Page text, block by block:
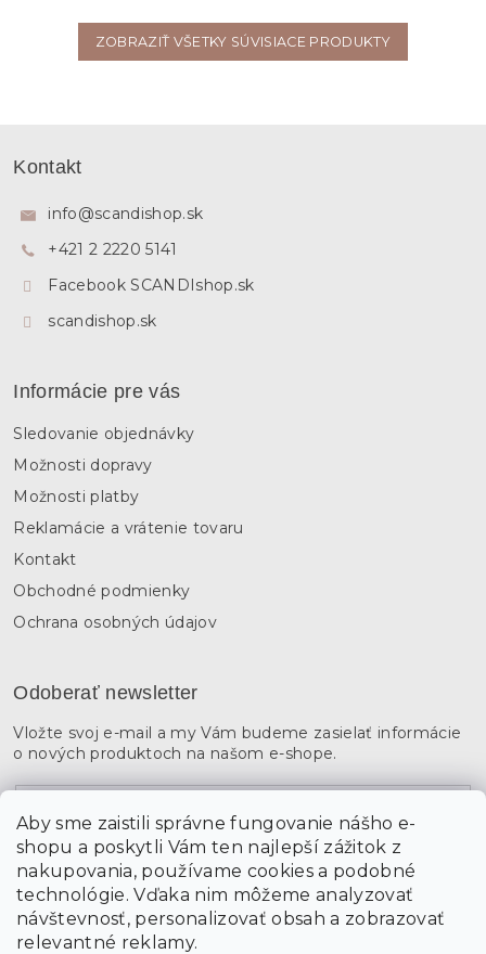
Aby sme zaistili správne fungovanie nášho e-
shopu a poskytli Vám ten najlepší zážitok z
nakupovania, používame cookies a podobné
technológie. Vďaka nim môžeme analyzovať
návštevnosť, personalizovať obsah a zobrazovať
relevantné reklamy.
ZOBRAZIŤ VŠETKY SÚVISIACE PRODUKTY
Kontakt
info@scandishop.sk
+421 2 2220 5141
Facebook SCANDIshop.sk
scandishop.sk
Informácie pre vás
Sledovanie objednávky
Možnosti dopravy
Možnosti platby
Reklamácie a vrátenie tovaru
Kontakt
Obchodné podmienky
Ochrana osobných údajov
Odoberať newsletter
Vložte svoj e-mail a my Vám budeme zasielať informácie
o nových produktoch na našom e-shope.
Vložením údajov súhlasíte s podmienkami ochrany
osobných údajov
PRIHLÁSIŤ SA